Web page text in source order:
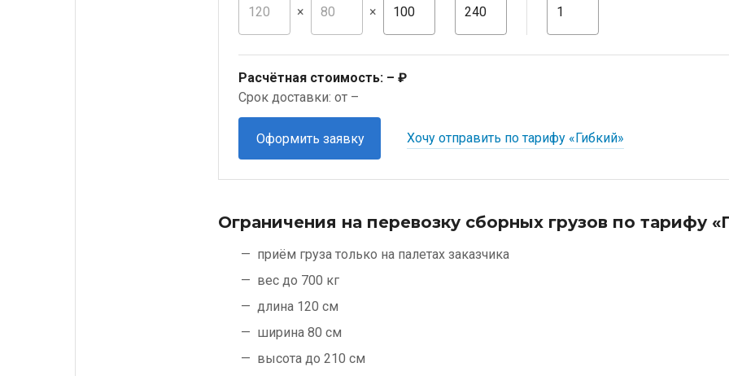
× ×
Расчётная стоимость: – ₽
Срок доставки: от –
Оформить заявку Хочу отправить по тарифу «Гибкий»
Ограничения на перевозку сборных грузов по тарифу
приём груза только на палетах заказчика
вес до 700 кг
длина 120 см
ширина 80 см
высота до 210 см